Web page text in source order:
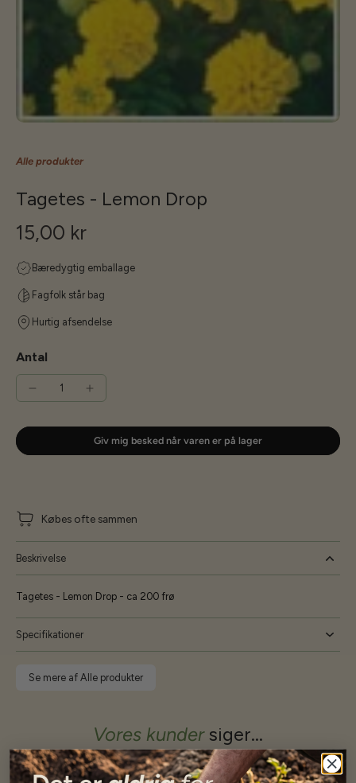
Alle produkter
Tagetes - Lemon Drop
15,00 kr
Bæredygtig emballage
Fagfolk står bag
Hurtig afsendelse
Antal
Giv mig besked når varen er på lager
Købes ofte sammen
Beskrivelse
Tagetes - Lemon Drop - ca 200 frø
Specifikationer
Se mere af Alle produkter
Vores kundersiger...